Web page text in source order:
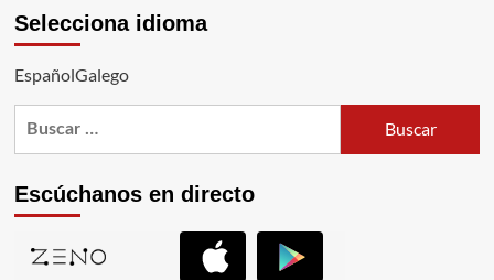
Selecciona idioma
EspañolGalego
Escúchanos en directo